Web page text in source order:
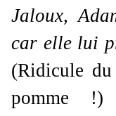
Jaloux,
car elle lui
(Ridicule
pomme !)